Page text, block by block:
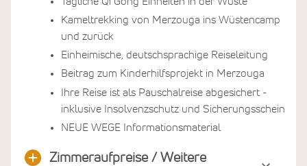
Kameltrekking von Merzouga ins Wüstencamp
und zurück
Einheimische, deutschsprachige Reiseleitung
Beitrag zum Kinderhilfsprojekt in Merzouga
Ihre Reise ist als Pauschalreise abgesichert -
inklusive Insolvenzschutz und Sicherungsschein
NEUE WEGE Informationsmaterial
Zimmeraufpreise / Weitere